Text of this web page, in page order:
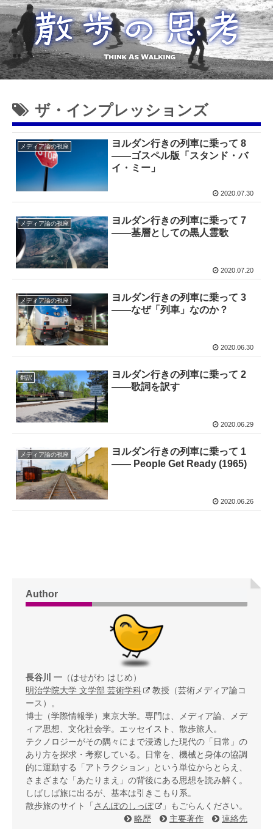
ザ・インプレッションズ
メディア論の視座
ヨルダン行きの列車に乗って 8
——ゴスペル版「スタンド・バ
イ・ミー」
2020.07.30
メディア論の視座
ヨルダン行きの列車に乗って 7
——基層としての黒人霊歌
2020.07.20
メディア論の視座
ヨルダン行きの列車に乗って 3
——なぜ「列車」なのか？
2020.06.30
翻訳
ヨルダン行きの列車に乗って 2
——歌詞を訳す
2020.06.29
メディア論の視座
ヨルダン行きの列車に乗って 1
—— People Get Ready (1965)
2020.06.26
Author
長谷川 一 （はせがわ はじめ）
明治学院大学 文学部 芸術学科
教授（芸術メディア論コ
ース）。
博士（学際情報学）東京大学。専門は、メディア論、メデ
ィア思想、文化社会学。エッセイスト、散歩旅人。
テクノロジーがその隅々にまで浸透した現代の「日常」の
あり方を探求・考察している。日常を、機械と身体の協調
的に運動する「アトラクション」という単位からとらえ、
さまざまな「あたりまえ」の背後にある思想を読み解く。
しばしば旅に出るが、基本は引きこもり系。
散歩旅のサイト「 さんぽのしっぽ
」もごらんください。
略歴
主要著作 連絡先